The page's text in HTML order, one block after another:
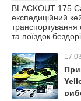
BLACKOUT 175
експедиційний
транспортування
та поїздок